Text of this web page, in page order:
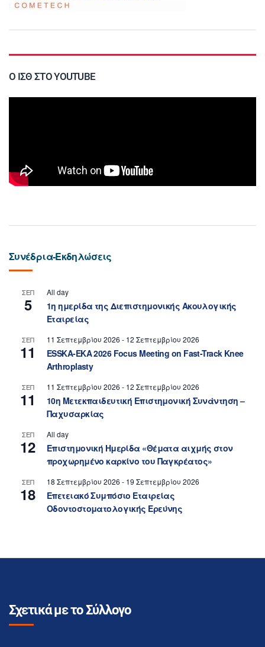
Ο ΙΣΘ ΣΤΟ YOUTUBE
Συνέδρια-Εκδηλώσεις
ΣΕΠ
5
All day
1η ημερίδα της Διεπιστημονικής Ακουλογικής
Εταιρείας
ΣΕΠ
11
11 Σεπτεμβρίου 2026 - 12 Σεπτεμβρίου 2026
ESSKA-EKA 2026 Focus Meeting on Fast-Track Knee
Arthroplasty
ΣΕΠ
11
11 Σεπτεμβρίου 2026 - 12 Σεπτεμβρίου 2026
10η Μετεκπαιδευτική Επιστημονική Συνάντηση –
Παχυσαρκίας
ΣΕΠ
12
All day
Επιστημονική Ημερίδα «Θέματα αιχμής στον
προχωρημένο καρκίνο του Παγκρέατος»
ΣΕΠ
18
18 Σεπτεμβρίου 2026 - 19 Σεπτεμβρίου 2026
Επετειακό Συμπόσιο Εταιρείας
Οδοντοστοματολογικής Ερεύνης
Σχετικά με το Σύλλογο